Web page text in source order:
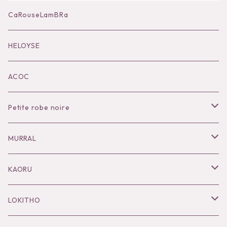
Accessories
Black series
KOKO別注
CaRouseLamBRa
HELOYSE
ACOC
Petite robe noire
Necklace
Pierce
Bracelet／Bangle
MURRAL
Outer
Tops
KAORU
Necklace
LOKITHO